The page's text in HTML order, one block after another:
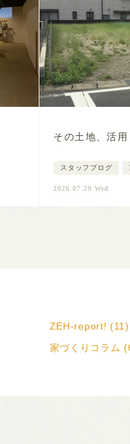
その土地、活用
スタッフブログ
2026.07.29 Wed
ZEH-report! (11)
家づくりコラム